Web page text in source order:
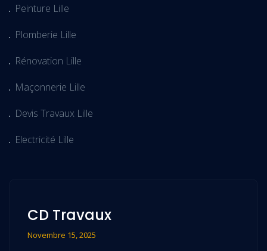
Peinture Lille
Plomberie Lille
Rénovation Lille
Maçonnerie Lille
Devis Travaux Lille
Electricité Lille
CD Travaux
Novembre 15, 2025